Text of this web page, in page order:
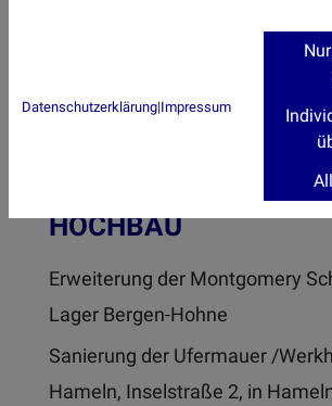
HOCHBAU
Erweiterung der Montgomery
Lager Bergen-Hohne
Sanierung der Ufermauer /
Hameln, Inselstraße 2, in
Datenschutzerklärung|Impressum